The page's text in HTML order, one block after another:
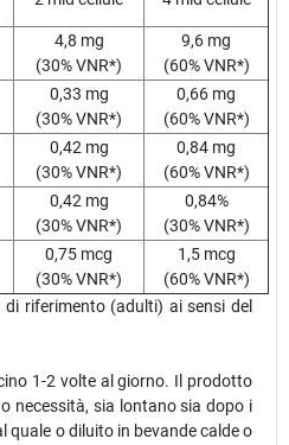
4,8 mg
(30% VNR*)
9,6 mg
(60% VNR*)
0,33 mg
(30% VNR*)
0,66 mg
(60% VNR*)
0,42 mg
(30% VNR*)
0,84 mg
(60% VNR*)
0,42 mg
(30% VNR*)
0,84%
(30% VNR*)
0,75 mcg
(30% VNR*)
1,5 mcg
(60% VNR*)
riferimento (adulti) ai sensi del
1-2 volte al giorno. Il prodotto
necessità, sia lontano sia dopo i
quale o diluito in bevande calde o